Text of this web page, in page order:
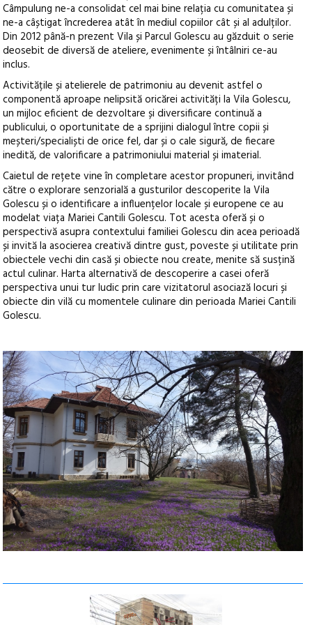
Câmpulung ne-a consolidat cel mai bine relația cu comunitatea și
ne-a câștigat încrederea atât în mediul copiilor cât și al adulților.
Din 2012 până-n prezent Vila și Parcul Golescu au găzduit o serie
deosebit de diversă de ateliere, evenimente și întâlniri ce-au
inclus.
Activitățile și atelierele de patrimoniu au devenit astfel o
componentă aproape nelipsită oricărei activități la Vila Golescu,
un mijloc eficient de dezvoltare și diversificare continuă a
publicului, o oportunitate de a sprijini dialogul între copii și
meșteri/specialiști de orice fel, dar și o cale sigură, de fiecare
inedită, de valorificare a patrimoniului material și imaterial.
Caietul de rețete vine în completare acestor propuneri, invitând
către o explorare senzorială a gusturilor descoperite la Vila
Golescu și o identificare a influențelor locale și europene ce au
modelat viața Mariei Cantili Golescu. Tot acesta oferă și o
perspectivă asupra contextului familiei Golescu din acea perioadă
și invită la asocierea creativă dintre gust, poveste și utilitate prin
obiectele vechi din casă și obiecte nou create, menite să susțină
actul culinar. Harta alternativă de descoperire a casei oferă
perspectiva unui tur ludic prin care vizitatorul asociază locuri și
obiecte din vilă cu momentele culinare din perioada Mariei Cantili
Golescu.